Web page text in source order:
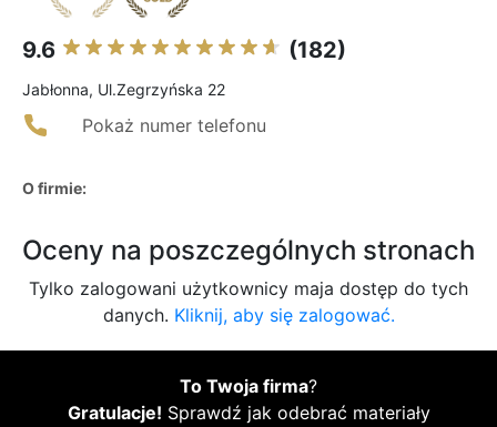
9.6 (182)
Jabłonna, Ul.Zegrzyńska 22
Pokaż numer telefonu
O firmie:
Oceny na poszczególnych stronach
Tylko zalogowani użytkownicy maja dostęp do tych
danych. Kliknij, aby się zalogować.
To Twoja firma?
Gratulacje! Sprawdź jak odebrać materiały